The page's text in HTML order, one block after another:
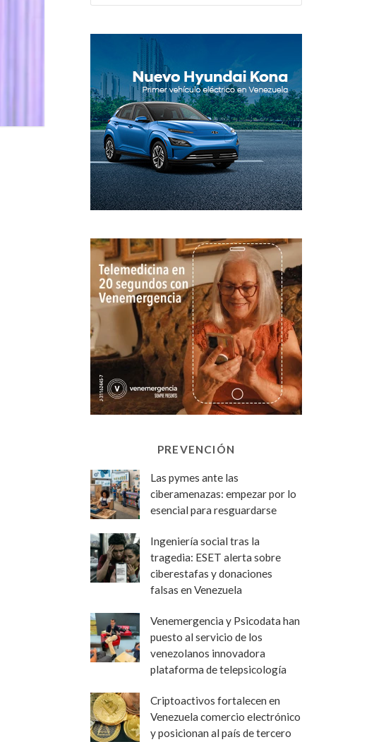
PREVENCIÓN
Las pymes ante las
ciberamenazas: empezar por lo
esencial para resguardarse
Ingeniería social tras la
tragedia: ESET alerta sobre
ciberestafas y donaciones
falsas en Venezuela
Venemergencia y Psicodata han
puesto al servicio de los
venezolanos innovadora
plataforma de telepsicología
Criptoactivos fortalecen en
Venezuela comercio electrónico
y posicionan al país de tercero